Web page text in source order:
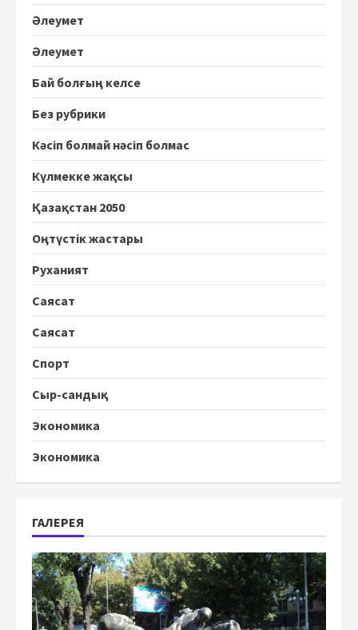
Әлеумет
Әлеумет
Бай болғың келсе
Без рубрики
Кәсіп болмай нәсіп болмас
Күлмекке жақсы
Қазақстан 2050
Оңтүстік жастары
Руханият
Саясат
Саясат
Спорт
Сыр-сандық
Экономика
Экономика
ГАЛЕРЕЯ